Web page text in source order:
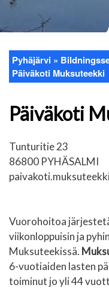
Länkstig
Pyhäjärvi
Päiväkoti Muksuteekki
Päiväkoti
Tunturitie 23
86800 PYHÄSALMI
Vuorohoitoa
viikonloppuisin ja
Muksuteekissä.
6-vuotiaiden lasten
toiminut jo yli 44